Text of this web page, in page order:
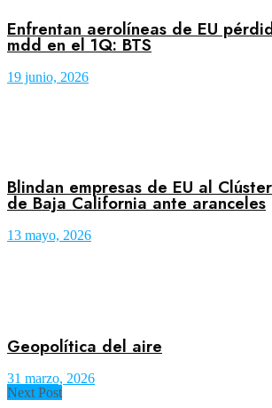
Enfrentan aerolíneas de EU
mdd en el 1Q: BTS
19 junio, 2026
Blindan empresas de EU al
de Baja California ante aranceles
13 mayo, 2026
Geopolítica del aire
31 marzo, 2026
Next Post